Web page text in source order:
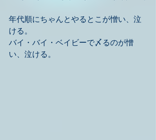
年代順にちゃんとやるとこが憎い、泣
ける。
バイ・バイ・ベイビーで〆るのが憎
い、泣ける。